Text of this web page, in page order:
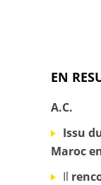
EN
A.C.
Issu
Maroc
Il